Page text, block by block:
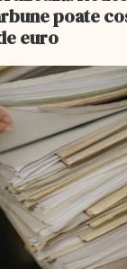
poate
euro